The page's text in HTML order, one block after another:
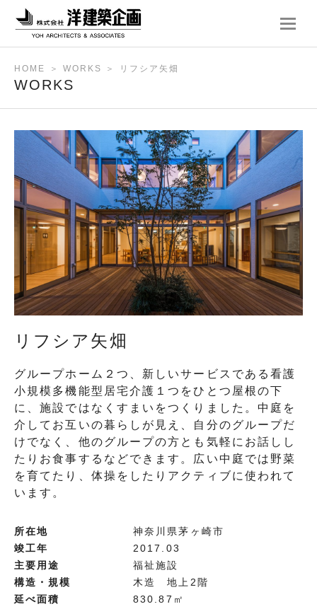
ナ
ョ
HOME ＞ WORKS ＞ リフシア矢畑
WORKS
リフシア矢畑
グループホーム２つ、新しいサービスである看護
小規模多機能型居宅介護１つをひとつ屋根の下
に、施設ではなくすまいをつくりました。中庭を
介してお互いの暮らしが見え、自分のグループだ
けでなく、他のグループの方とも気軽にお話しし
たりお食事するなどできます。広い中庭では野菜
を育てたり、体操をしたりアクティブに使われて
います。
所在地
神奈川県茅ヶ崎市
竣工年
2017.03
主要用途
福祉施設
構造・規模
木造 地上2階
延べ面積
830.87㎡